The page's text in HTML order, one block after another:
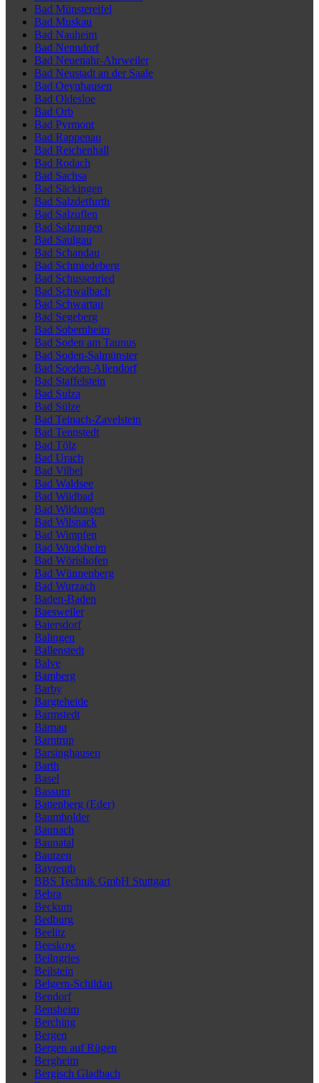
Bad Münstereifel
Bad Muskau
Bad Nauheim
Bad Nenndorf
Bad Neuenahr-Ahrweiler
Bad Neustadt an der Saale
Bad Oeynhausen
Bad Oldesloe
Bad Orb
Bad Pyrmont
Bad Rappenau
Bad Reichenhall
Bad Rodach
Bad Sachsa
Bad Säckingen
Bad Salzdetfurth
Bad Salzuflen
Bad Salzungen
Bad Saulgau
Bad Schandau
Bad Schmiedeberg
Bad Schussenried
Bad Schwalbach
Bad Schwartau
Bad Segeberg
Bad Sobernheim
Bad Soden am Taunus
Bad Soden-Salmünster
Bad Sooden-Allendorf
Bad Staffelstein
Bad Sulza
Bad Sülze
Bad Teinach-Zavelstein
Bad Tennstedt
Bad Tölz
Bad Urach
Bad Vilbel
Bad Waldsee
Bad Wildbad
Bad Wildungen
Bad Wilsnack
Bad Wimpfen
Bad Windsheim
Bad Wörishofen
Bad Wünnenberg
Bad Wurzach
Baden-Baden
Baesweiler
Baiersdorf
Balingen
Ballenstedt
Balve
Bamberg
Barby
Bargteheide
Barmstedt
Bärnau
Barntrup
Barsinghausen
Barth
Basel
Bassum
Battenberg (Eder)
Baumholder
Baunach
Baunatal
Bautzen
Bayreuth
BBS Technik GmbH Stuttgart
Bebra
Beckum
Bedburg
Beelitz
Beeskow
Beilngries
Beilstein
Belgern-Schildau
Bendorf
Bensheim
Berching
Bergen
Bergen auf Rügen
Bergheim
Bergisch Gladbach